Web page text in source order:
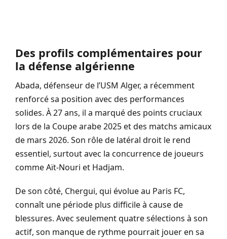
Des profils complémentaires pour
la défense algérienne
Abada, défenseur de l’USM Alger, a récemment
renforcé sa position avec des performances
solides. À 27 ans, il a marqué des points cruciaux
lors de la Coupe arabe 2025 et des matchs amicaux
de mars 2026. Son rôle de latéral droit le rend
essentiel, surtout avec la concurrence de joueurs
comme Aït-Nouri et Hadjam.
De son côté, Chergui, qui évolue au Paris FC,
connaît une période plus difficile à cause de
blessures. Avec seulement quatre sélections à son
actif, son manque de rythme pourrait jouer en sa